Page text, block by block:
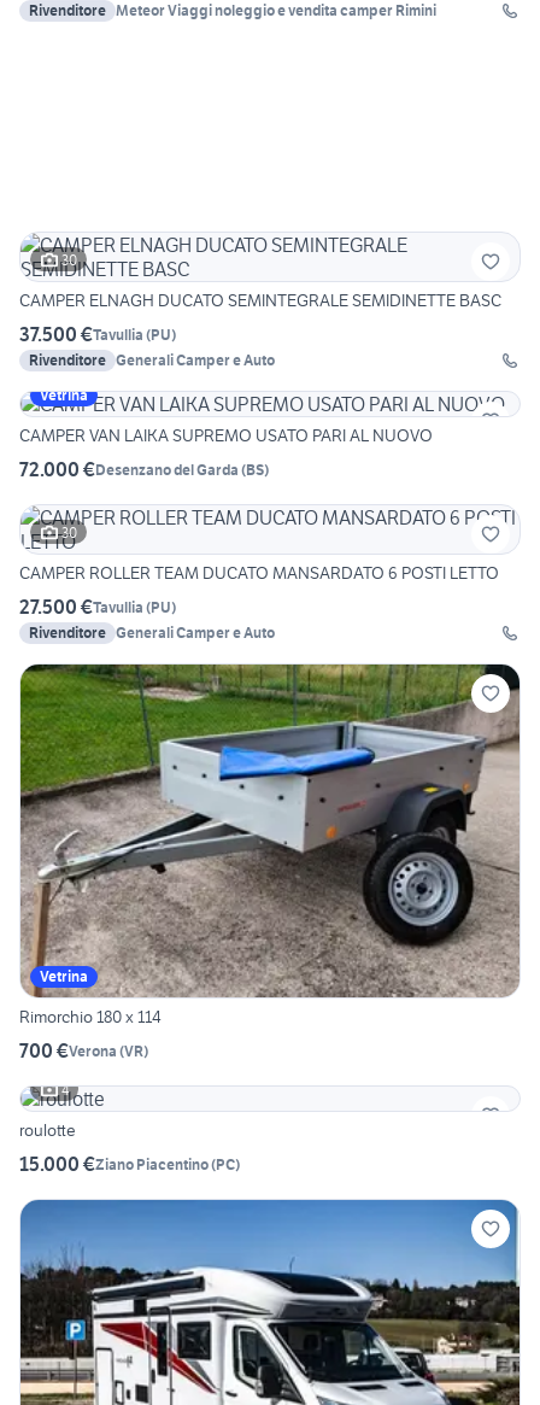
Rivenditore Meteor Viaggi noleggio e vendita camper Rimini
30
CAMPER ELNAGH DUCATO SEMINTEGRALE SEMIDINETTE BASC
37.500 €Tavullia (PU)
Rivenditore Generali Camper e Auto
Vetrina
CAMPER VAN LAIKA SUPREMO USATO PARI AL NUOVO
72.000 €Desenzano del Garda (BS)
30
CAMPER ROLLER TEAM DUCATO MANSARDATO 6 POSTI LETTO
27.500 €Tavullia (PU)
Rivenditore Generali Camper e Auto
Vetrina
Rimorchio 180 x 114
700 €Verona (VR)
4
roulotte
15.000 €Ziano Piacentino(PC)